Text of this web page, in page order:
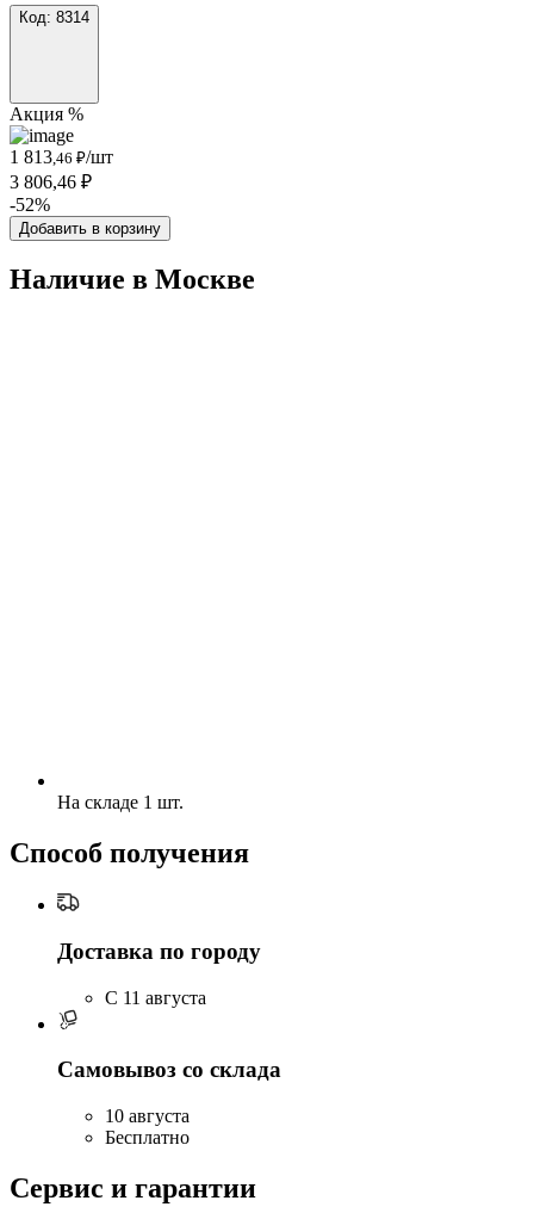
Код: 8314
Акция %
1 813 ,46 ₽/шт
3 806,46 ₽
-52%
Добавить в корзину
Наличие в Москвe
На складе 1 шт.
Способ получения
Доставка по городу
C 11 августа
Самовывоз со склада
10 августа
Бесплатно
Сервис и гарантии